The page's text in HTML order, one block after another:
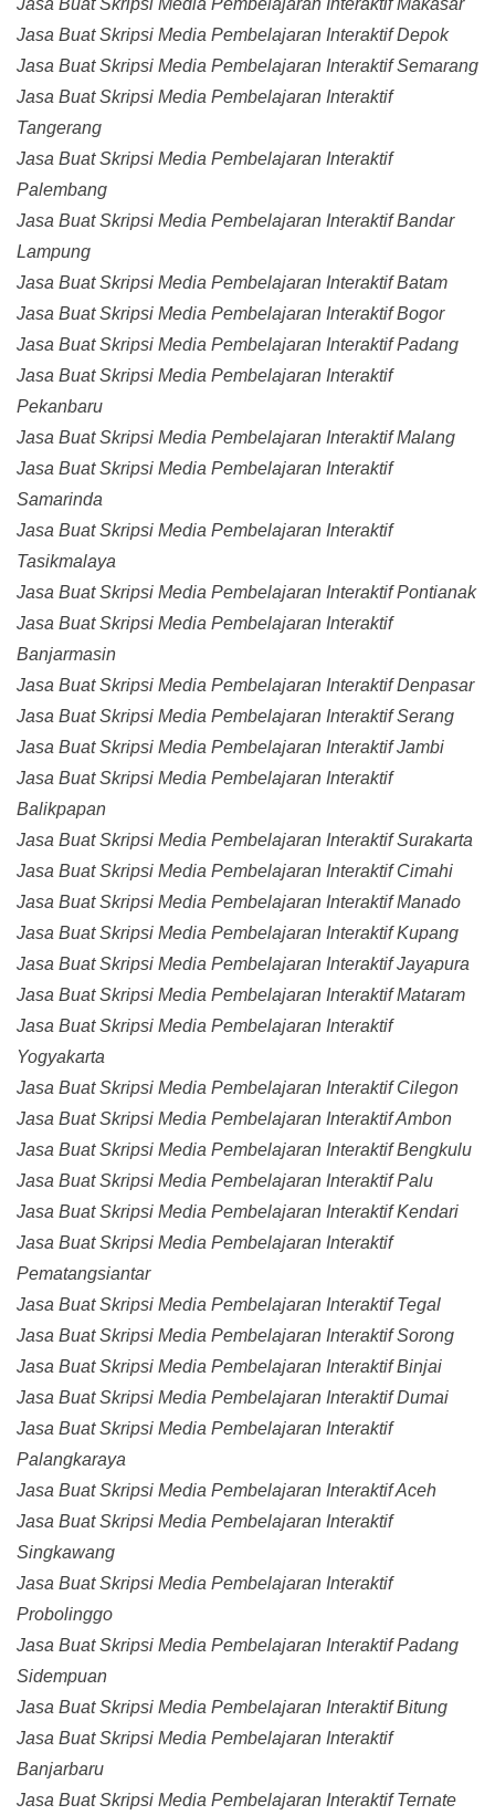
Jasa Buat Skripsi Media Pembelajaran Interaktif Makasar
Jasa Buat Skripsi Media Pembelajaran Interaktif Depok
Jasa Buat Skripsi Media Pembelajaran Interaktif Semarang
Jasa Buat Skripsi Media Pembelajaran Interaktif
Tangerang
Jasa Buat Skripsi Media Pembelajaran Interaktif
Palembang
Jasa Buat Skripsi Media Pembelajaran Interaktif Bandar
Lampung
Jasa Buat Skripsi Media Pembelajaran Interaktif Batam
Jasa Buat Skripsi Media Pembelajaran Interaktif Bogor
Jasa Buat Skripsi Media Pembelajaran Interaktif Padang
Jasa Buat Skripsi Media Pembelajaran Interaktif
Pekanbaru
Jasa Buat Skripsi Media Pembelajaran Interaktif Malang
Jasa Buat Skripsi Media Pembelajaran Interaktif
Samarinda
Jasa Buat Skripsi Media Pembelajaran Interaktif
Tasikmalaya
Jasa Buat Skripsi Media Pembelajaran Interaktif Pontianak
Jasa Buat Skripsi Media Pembelajaran Interaktif
Banjarmasin
Jasa Buat Skripsi Media Pembelajaran Interaktif Denpasar
Jasa Buat Skripsi Media Pembelajaran Interaktif Serang
Jasa Buat Skripsi Media Pembelajaran Interaktif Jambi
Jasa Buat Skripsi Media Pembelajaran Interaktif
Balikpapan
Jasa Buat Skripsi Media Pembelajaran Interaktif Surakarta
Jasa Buat Skripsi Media Pembelajaran Interaktif Cimahi
Jasa Buat Skripsi Media Pembelajaran Interaktif Manado
Jasa Buat Skripsi Media Pembelajaran Interaktif Kupang
Jasa Buat Skripsi Media Pembelajaran Interaktif Jayapura
Jasa Buat Skripsi Media Pembelajaran Interaktif Mataram
Jasa Buat Skripsi Media Pembelajaran Interaktif
Yogyakarta
Jasa Buat Skripsi Media Pembelajaran Interaktif Cilegon
Jasa Buat Skripsi Media Pembelajaran Interaktif Ambon
Jasa Buat Skripsi Media Pembelajaran Interaktif Bengkulu
Jasa Buat Skripsi Media Pembelajaran Interaktif Palu
Jasa Buat Skripsi Media Pembelajaran Interaktif Kendari
Jasa Buat Skripsi Media Pembelajaran Interaktif
Pematangsiantar
Jasa Buat Skripsi Media Pembelajaran Interaktif Tegal
Jasa Buat Skripsi Media Pembelajaran Interaktif Sorong
Jasa Buat Skripsi Media Pembelajaran Interaktif Binjai
Jasa Buat Skripsi Media Pembelajaran Interaktif Dumai
Jasa Buat Skripsi Media Pembelajaran Interaktif
Palangkaraya
Jasa Buat Skripsi Media Pembelajaran Interaktif Aceh
Jasa Buat Skripsi Media Pembelajaran Interaktif
Singkawang
Jasa Buat Skripsi Media Pembelajaran Interaktif
Probolinggo
Jasa Buat Skripsi Media Pembelajaran Interaktif Padang
Sidempuan
Jasa Buat Skripsi Media Pembelajaran Interaktif Bitung
Jasa Buat Skripsi Media Pembelajaran Interaktif
Banjarbaru
Jasa Buat Skripsi Media Pembelajaran Interaktif Ternate